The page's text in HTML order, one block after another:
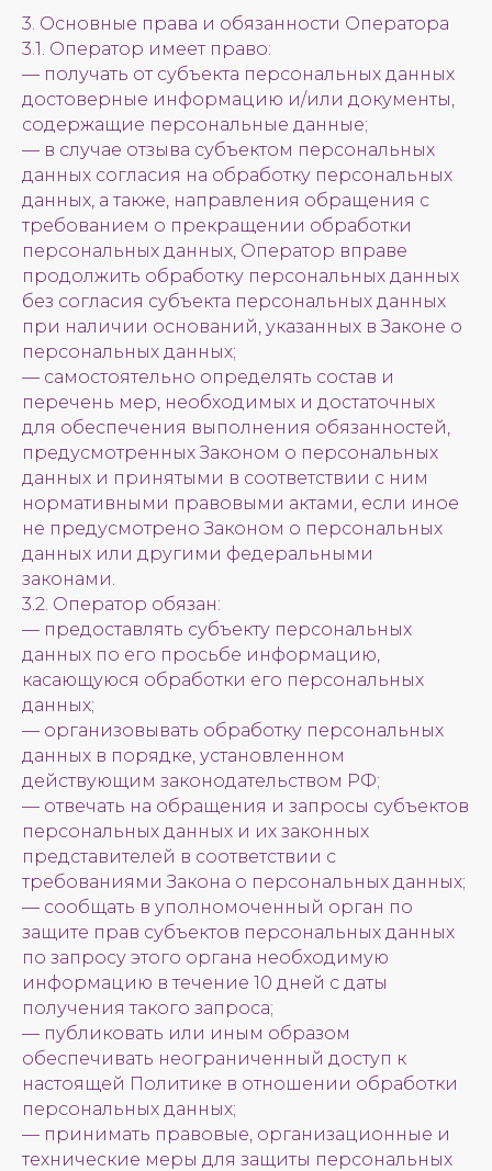
3. Основные права и обязанности Оператора
3.1. Оператор имеет право:
— получать от субъекта персональных данных
достоверные информацию и/или документы,
содержащие персональные данные;
— в случае отзыва субъектом персональных
данных согласия на обработку персональных
данных, а также, направления обращения с
требованием о прекращении обработки
персональных данных, Оператор вправе
продолжить обработку персональных данных
без согласия субъекта персональных данных
при наличии оснований, указанных в Законе о
персональных данных;
— самостоятельно определять состав и
перечень мер, необходимых и достаточных
для обеспечения выполнения обязанностей,
предусмотренных Законом о персональных
данных и принятыми в соответствии с ним
нормативными правовыми актами, если иное
не предусмотрено Законом о персональных
данных или другими федеральными
законами.
3.2. Оператор обязан:
— предоставлять субъекту персональных
данных по его просьбе информацию,
касающуюся обработки его персональных
данных;
— организовывать обработку персональных
данных в порядке, установленном
действующим законодательством РФ;
— отвечать на обращения и запросы субъектов
персональных данных и их законных
представителей в соответствии с
требованиями Закона о персональных данных;
— сообщать в уполномоченный орган по
защите прав субъектов персональных данных
по запросу этого органа необходимую
информацию в течение 10 дней с даты
получения такого запроса;
— публиковать или иным образом
обеспечивать неограниченный доступ к
настоящей Политике в отношении обработки
персональных данных;
— принимать правовые, организационные и
технические меры для защиты персональных